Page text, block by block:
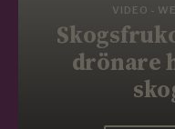
VIDEO -
drönare